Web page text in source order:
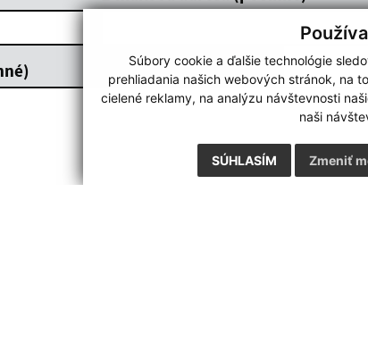
Súbory cookie a ďalšie technológie
prehliadania našich webových stránok, na
cielené reklamy, na analýzu návštevnosti
naši
SÚHLASÍM Zmeniť